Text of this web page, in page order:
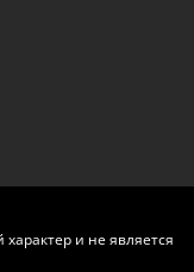
и не является